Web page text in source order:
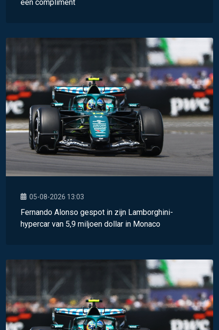
een compliment
05-08-2026 13:03
Fernando Alonso gespot in zijn Lamborghini-
hypercar van 5,9 miljoen dollar in Monaco